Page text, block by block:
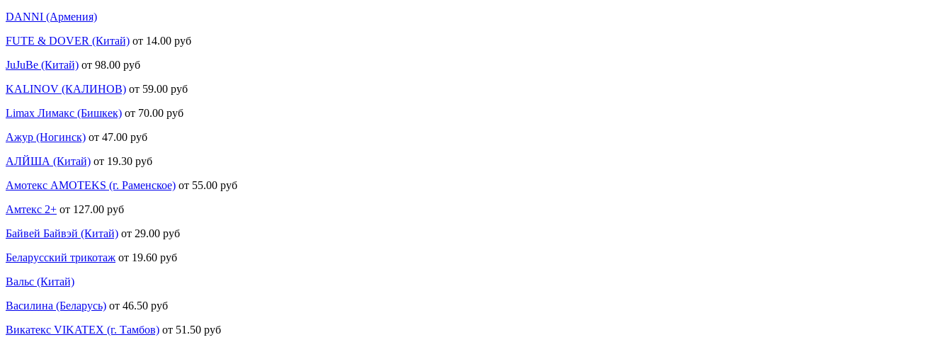
DANNI (Армения)
FUTE & DOVER (Китай) от 14.00 руб
JuJuBe (Китай) от 98.00 руб
KALINOV (КАЛИНОВ) от 59.00 руб
Limax Лимакс (Бишкек) от 70.00 руб
Ажур (Ногинск) от 47.00 руб
АЛЙША (Китай) от 19.30 руб
Амотекс AMOTEKS (г. Раменское) от 55.00 руб
Амтекс 2+ от 127.00 руб
Байвей Байвэй (Китай) от 29.00 руб
Беларусский трикотаж от 19.60 руб
Вальс (Китай)
Василина (Беларусь) от 46.50 руб
Викатекс VIKATEX (г. Тамбов) от 51.50 руб